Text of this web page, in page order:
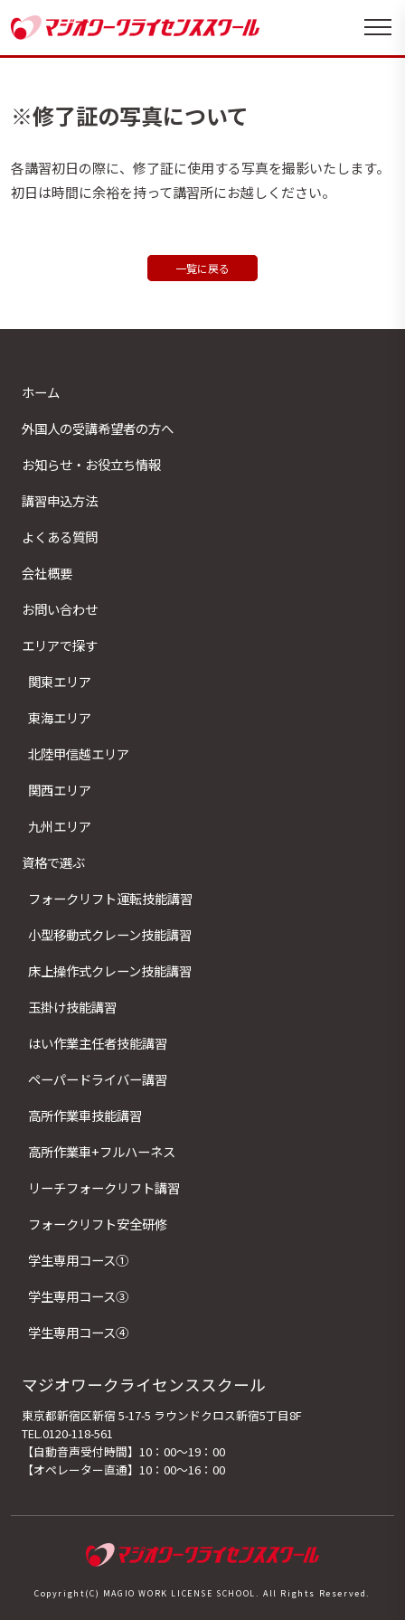
※修了証の写真について
各講習初日の際に、修了証に使用する写真を撮影いたします。
初日は時間に余裕を持って講習所にお越しください。
一覧に戻る
ホーム
外国人の受講希望者の方へ
お知らせ・お役立ち情報
講習申込方法
よくある質問
会社概要
お問い合わせ
エリアで探す
関東エリア
東海エリア
北陸甲信越エリア
関西エリア
九州エリア
資格で選ぶ
フォークリフト運転技能講習
小型移動式クレーン技能講習
床上操作式クレーン技能講習
玉掛け技能講習
はい作業主任者技能講習
ペーパードライバー講習
高所作業車技能講習
高所作業車+フルハーネス
リーチフォークリフト講習
フォークリフト安全研修
学生専用コース①
学生専用コース③
学生専用コース④
マジオワークライセンススクール
東京都新宿区新宿 5-17-5 ラウンドクロス新宿5丁目8F
TEL.0120-118-561
【自動音声受付時間】10：00～19：00
【オペレーター直通】10：00～16：00
Copyright(C) MAGIO WORK LICENSE SCHOOL. All Rights Reserved.